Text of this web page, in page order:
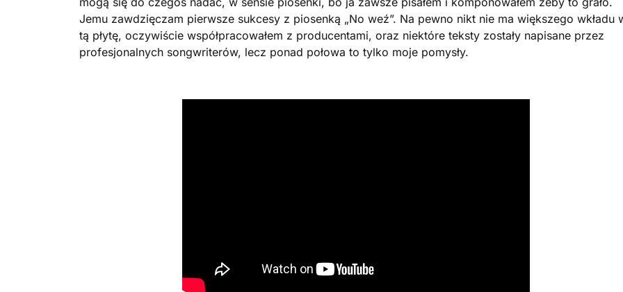
Jemu zawdzięczam pierwsze sukcesy z piosenką „No weź”. Na pewno nikt nie ma większego wkładu
tą płytę, oczywiście współpracowałem z producentami, oraz niektóre teksty zostały napisane przez
profesjonalnych songwriterów, lecz ponad połowa to tylko moje pomysły.